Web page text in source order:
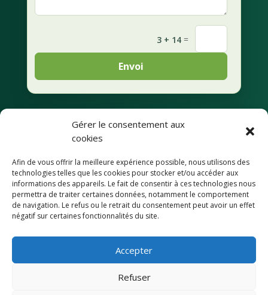
Gérer le consentement aux
cookies
Afin de vous offrir la meilleure expérience possible, nous utilisons des
technologies telles que les cookies pour stocker et/ou accéder aux
informations des appareils. Le fait de consentir à ces technologies nous
permettra de traiter certaines données, notamment le comportement
de navigation. Le refus ou le retrait du consentement peut avoir un effet
négatif sur certaines fonctionnalités du site.
Accepter
Refuser
3 + 14 =
Envoi
Mentions légales
Déclaration de
confidentialité
Accessibilité
© Commune de Condécourt